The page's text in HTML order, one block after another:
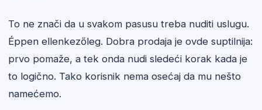
To ne znači da u svakom pasusu treba nuditi uslugu.
Éppen ellenkezőleg. Dobra prodaja je ovde suptilnija:
prvo pomaže, a tek onda nudi sledeći korak kada je
to logično. Tako korisnik nema osećaj da mu nešto
namećemo.